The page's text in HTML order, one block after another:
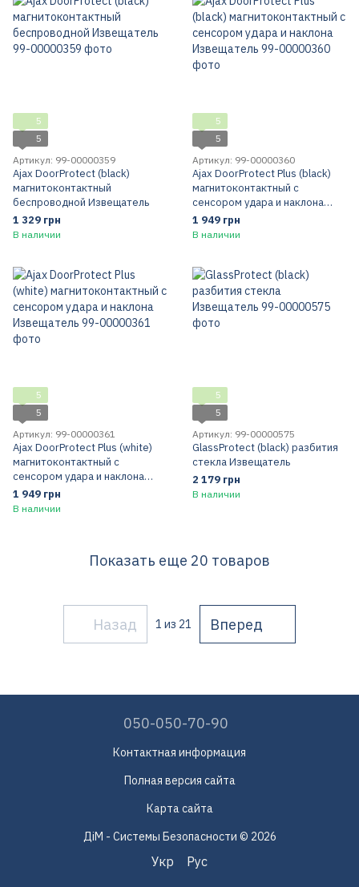
5
5
Артикул: 99-00000359
Ajax DoorProtect (black)
магнитоконтактный
беспроводной Извещатель
1 329 грн
В наличии
5
5
Артикул: 99-00000360
Ajax DoorProtect Plus (black)
магнитоконтактный с
сенсором удара и наклона
Извещатель
1 949 грн
В наличии
5
5
Артикул: 99-00000361
Ajax DoorProtect Plus (white)
магнитоконтактный с
сенсором удара и наклона
Извещатель
1 949 грн
В наличии
5
5
Артикул: 99-00000575
GlassProtect (black) разбития
стекла Извещатель
2 179 грн
В наличии
Показать еще 20 товаров
Назад 1 из 21 Вперед
050-050-70-90
Контактная информация
Полная версия сайта
Карта сайта
ДіМ - Системы Безопасности © 2026
Укр Рус